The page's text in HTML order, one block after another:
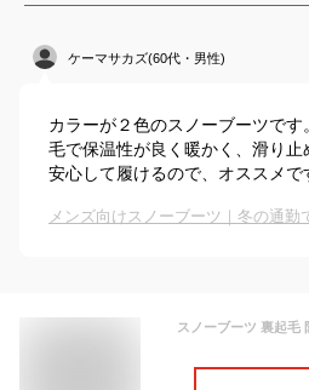
ケーマサカズ(60代・男性)
カラーが２色のスノーブーツで
毛で保温性が良く暖かく、滑り
安心して履けるので、オススメで